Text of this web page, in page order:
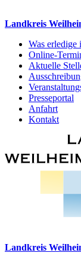
Landkreis
Was erledige
Online-
Aktuelle
Presseportal
Anfahrt
Kontakt
Landkreis